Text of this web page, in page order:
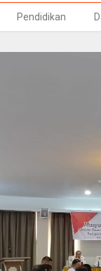
Pendidikan